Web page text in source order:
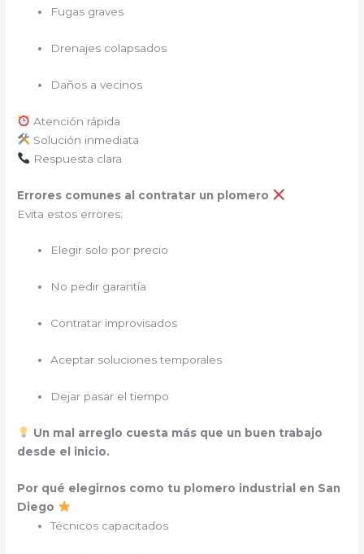
Fugas graves
Drenajes colapsados
Daños a vecinos
Atención rápida
Solución inmediata
Respuesta clara
Errores comunes al contratar un plomero
Evita estos errores:
Elegir solo por precio
No pedir garantía
Contratar improvisados
Aceptar soluciones temporales
Dejar pasar el tiempo
Un mal arreglo cuesta más que un buen trabajo
desde el inicio.
Por qué elegirnos como tu plomero industrial en San
Diego
Técnicos capacitados